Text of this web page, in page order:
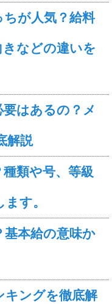
ちが人気？給料
などの違いを
はあるの？メ
解説
類や号、等級
す。
基本給の意味か
キングを徹底解